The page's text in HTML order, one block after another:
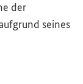
der
seines